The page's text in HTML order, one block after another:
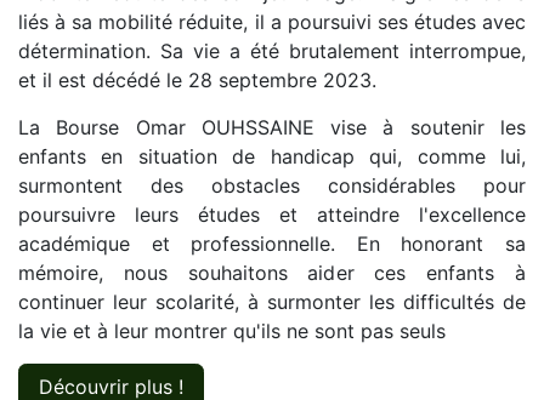
liés à sa mobilité réduite, il a poursuivi ses études avec
détermination. Sa vie a été brutalement interrompue,
et il est décédé le 28 septembre 2023.
La Bourse Omar OUHSSAINE vise à soutenir les
enfants en situation de handicap qui, comme lui,
surmontent des obstacles considérables pour
poursuivre leurs études et atteindre l'excellence
académique et professionnelle. En honorant sa
mémoire, nous souhaitons aider ces enfants à
continuer leur scolarité, à surmonter les difficultés de
la vie et à leur montrer qu'ils ne sont pas seuls
Découvrir plus !